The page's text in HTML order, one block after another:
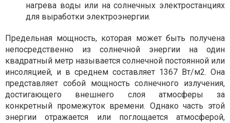
нагрева воды или на солнечных электростанциях
для выработки электроэнергии.
Предельная мощность, которая может быть получена
непосредственно из солнечной энергии на один
квадратный метр называется солнечной постоянной или
инсоляцией, и в среднем составляет 1367 Вт/м2. Она
представляет собой мощность солнечного излучения,
достигающего внешнего слоя атмосферы за
конкретный промежуток времени. Однако часть этой
энергии отражается или поглощается атмосферой,